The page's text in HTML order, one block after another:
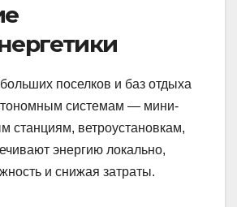
поселков и баз отдыха
системам — мини-
станциям, ветроустановкам,
энергию локально,
и снижая затраты.